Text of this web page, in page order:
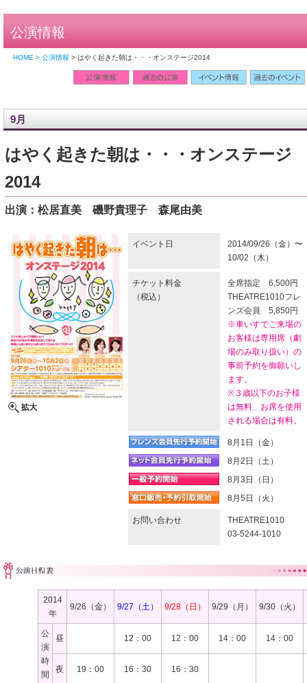
公演情報
HOME > 公演情報 > はやく起きた朝は・・・オンステージ2014
9月
はやく起きた朝は・・・オンステージ
2014
出演： 松居直美 磯野貴理子 森尾由美
イベント日
2014/09/26（金）〜
10/02（木）
チケット料金
（税込）
全席指定 6,500円
THEATRE1010フレ
ンズ会員 5,850円
※車いすでご来場の
お客様は専用席（劇
場のみ取り扱い）の
事前予約を御願いし
ます。
※３歳以下のお子様
は無料、お席を使用
される場合は有料。
8月1日（金）
8月2日（土）
8月3日（日）
8月5日（火）
お問い合わせ
THEATRE1010
03-5244-1010
2014
年
9/26（金） 9/27（土） 9/28（日） 9/29（月） 9/30（火）
公
演
時
間
昼 12：00 12：00 14：00 14：00
夜 19：00 16：30 16：30